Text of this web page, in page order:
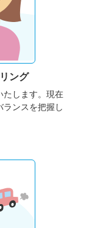
ング
します。 現在
ンスを把握し